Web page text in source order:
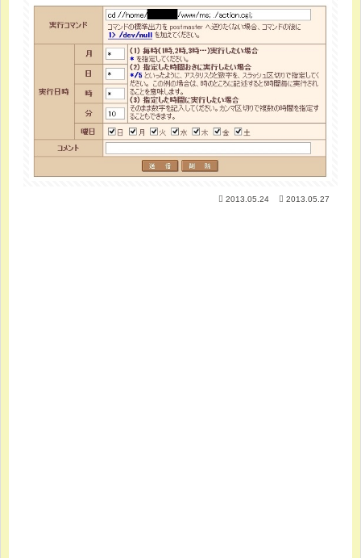
2013.05.24 2013.05.27